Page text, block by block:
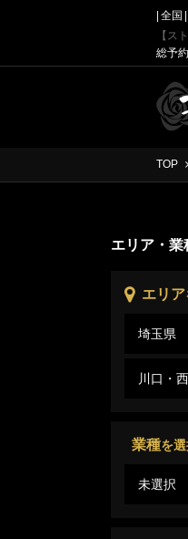
全国
【ス
総予
TOP
エリア・業
エリア
埼玉県
川口・
業種を
未選択